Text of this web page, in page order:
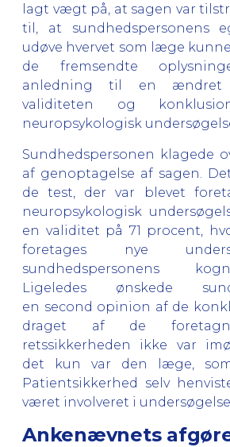
lagt vægt på, at sagen var
til, at sundhedspersonens
udøve hvervet som læge
de fremsendte
anledning til en ændret
validiteten og
neuropsykologisk
Sundhedspersonen klagede
af genoptagelse af sagen.
de test, der var blevet
neuropsykologisk
en validitet på 71 procent,
foretages nye
sundhedspersonens
Ligeledes ønskede
en second opinion af de
draget af de
retssikkerheden ikke var
det kun var den læge,
Patientsikkerhed selv
været involveret i
Ankenævnets